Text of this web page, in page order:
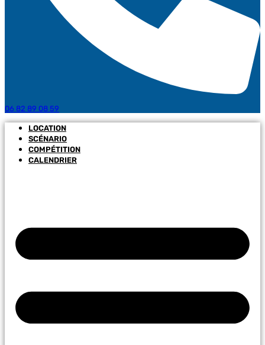
06 82 89 08 59
LOCATION
SCÉNARIO
COMPÉTITION
CALENDRIER